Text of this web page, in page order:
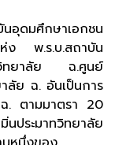
อุดมศึกษาเอกชน
ง พ.ร.บ.สถาบัน
ทยาลัย ฉ.ศูนย์
ลัย ฉ. อันเป็นการ
. ตามมาตรา 20
นประมาทวิทยาลัย